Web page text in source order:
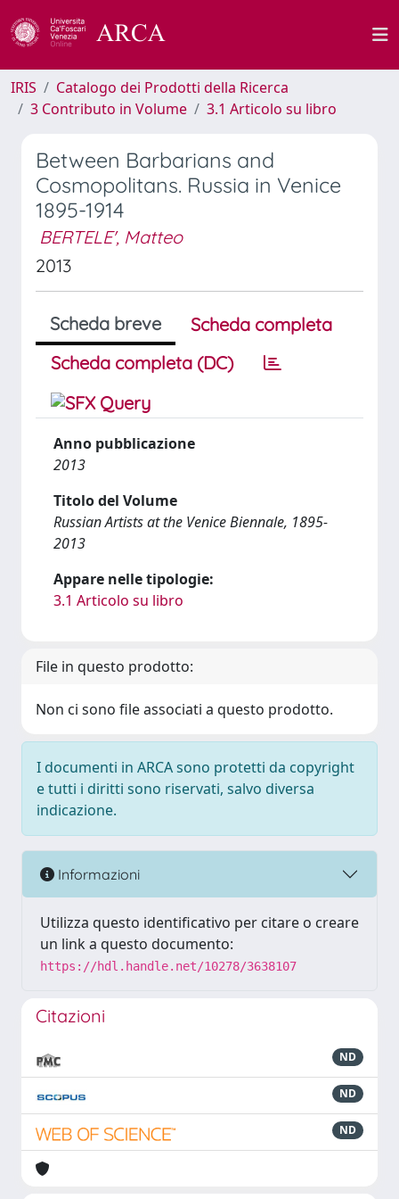
IRIS
Catalogo dei Prodotti della Ricerca
3 Contributo in Volume
3.1 Articolo su libro
Between Barbarians and
Cosmopolitans. Russia in Venice
1895-1914
BERTELE', Matteo
2013
Scheda breve
Scheda completa
Scheda completa (DC)
Anno pubblicazione
2013
Titolo del Volume
Russian Artists at the Venice Biennale, 1895-
2013
Appare nelle tipologie:
3.1 Articolo su libro
File in questo prodotto:
Non ci sono file associati a questo prodotto.
I documenti in ARCA sono protetti da copyright
e tutti i diritti sono riservati, salvo diversa
indicazione.
Informazioni
Utilizza questo identificativo per citare o creare
un link a questo documento:
https://hdl.handle.net/10278/3638107
Citazioni
ND
ND
ND